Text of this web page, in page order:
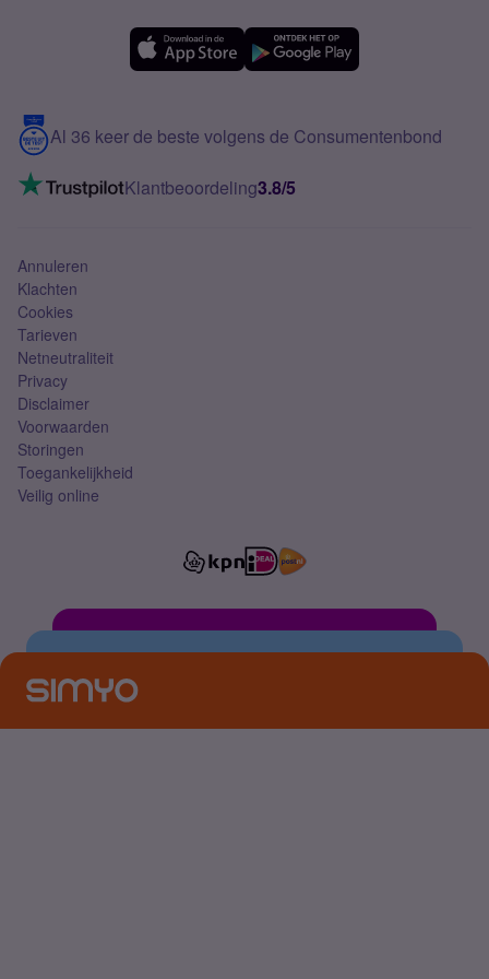
Meerdere nummers
5G internet
Mobiel internet
Mobiel abonnement
Contact
VoLTE 4G bellen
Al 36 keer de beste volgens de Consumentenbond
Klantbeoordeling3.8/5
Annuleren
Klachten
Cookies
Tarieven
Netneutraliteit
Privacy
Disclaimer
Voorwaarden
Storingen
Toegankelijkheid
Veilig online